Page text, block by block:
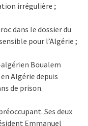
irrégulière ;
dans le dossier du
pour l’Algérie ;
algérien Boualem
Algérie depuis
de prison.
Ses deux
Emmanuel